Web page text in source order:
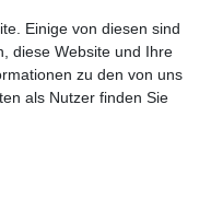
Topmarken
WIR AKZEPTIEREN
Einige von diesen sind
diese Website und Ihre
zu den von uns
als Nutzer finden Sie